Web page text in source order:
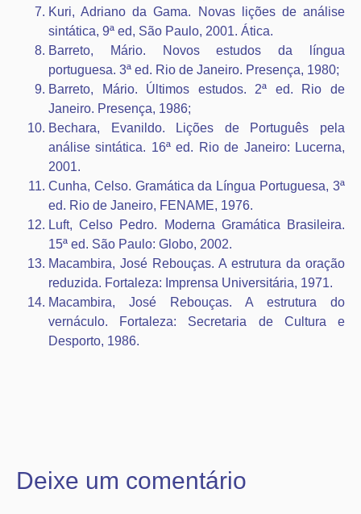
Kuri, Adriano da Gama. Novas lições de análise
sintática, 9ª ed, São Paulo, 2001. Ática.
Barreto, Mário. Novos estudos da língua
portuguesa. 3ª ed. Rio de Janeiro. Presença, 1980;
Barreto, Mário. Últimos estudos. 2ª ed. Rio de
Janeiro. Presença, 1986;
Bechara, Evanildo. Lições de Português pela
análise sintática. 16ª ed. Rio de Janeiro: Lucerna,
2001.
Cunha, Celso. Gramática da Língua Portuguesa, 3ª
ed. Rio de Janeiro, FENAME, 1976.
Luft, Celso Pedro. Moderna Gramática Brasileira.
15ª ed. São Paulo: Globo, 2002.
Macambira, José Rebouças. A estrutura da oração
reduzida. Fortaleza: Imprensa Universitária, 1971.
Macambira, José Rebouças. A estrutura do
vernáculo. Fortaleza: Secretaria de Cultura e
Desporto, 1986.
Deixe um comentário